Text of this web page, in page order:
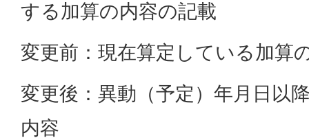
する加算の内容の記載
変更前：現在算定している加算
変更後：異動（予定）年月日以
内容